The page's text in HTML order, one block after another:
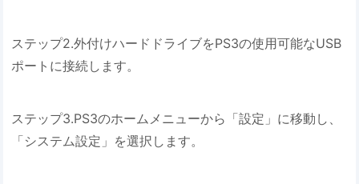
ステップ2.外付けハードドライブをPS3の使用可能なUSB
ポートに接続します。
ステップ3.PS3のホームメニューから「設定」に移動し、
「システム設定」を選択します。